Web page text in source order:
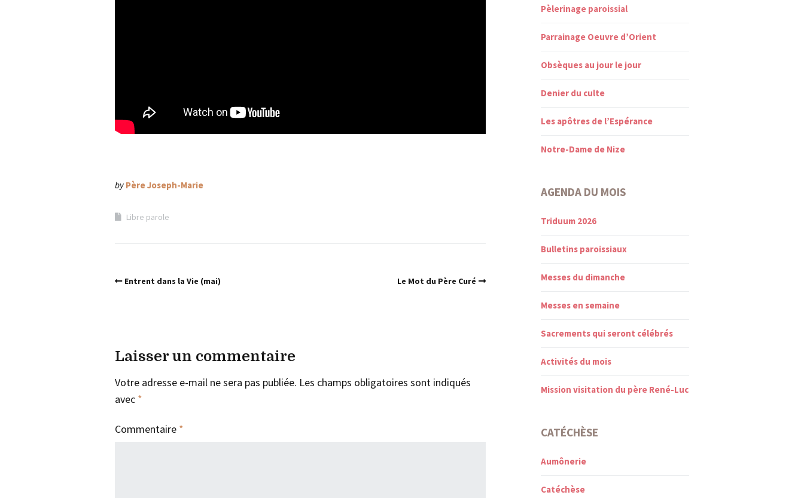
by Père Joseph-Marie
Libre parole
Entrent dans la Vie (mai) Le Mot du Père Curé
Laisser un commentaire
Votre adresse e-mail ne sera pas publiée. Les champs obligatoires sont indiqués
avec *
Commentaire *
Pèlerinage paroissial
Parrainage Oeuvre d’Orient
Obsèques au jour le jour
Denier du culte
Les apôtres de l’Espérance
Notre-Dame de Nize
AGENDA DU MOIS
Triduum 2026
Bulletins paroissiaux
Messes du dimanche
Messes en semaine
Sacrements qui seront célébrés
Activités du mois
Mission visitation du père René-Luc
CATÉCHÈSE
Aumônerie
Catéchèse